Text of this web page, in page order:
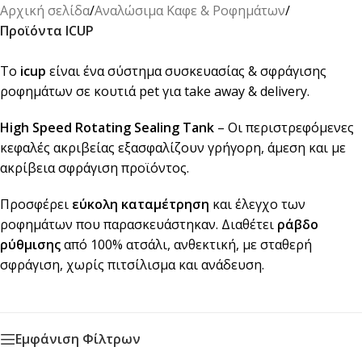
Αρχική σελίδα/Αναλώσιμα Καφε & Ροφημάτων/
Προϊόντα ICUP
Το icup είναι ένα σύστημα συσκευασίας & σφράγισης
ροφημάτων σε κουτιά pet για take away & delivery.
High Speed Rotating Sealing Tank – Οι περιστρεφόμενες
κεφαλές ακριβείας εξασφαλίζουν γρήγορη, άμεση και με
ακρίβεια σφράγιση προϊόντος.
Προσφέρει εύκολη καταμέτρηση και έλεγχο των
ροφημάτων που παρασκευάστηκαν. Διαθέτει ράβδο
ρύθμισηςαπό 100% ατσάλι, ανθεκτική, με σταθερή
σφράγιση, χωρίς πιτσίλισμα και ανάδευση.
Εμφάνιση Φίλτρων